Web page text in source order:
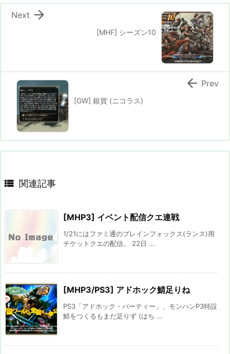
[MHF] シーズン10

Next
[GW] 銀貨 (ニコラス)
 Prev
 関連記事
[MHP3] イベント配信クエ連戦
1/21にはファミ通のブレインフォックス(ランス)用
チケットクエの配信。 22日 ...
[MHP3/PS3] アドホック鯖足りね
PS3「アドホック・パーティー」、モンハンP3特設
鯖をつくるもまだ足りず (はち ...